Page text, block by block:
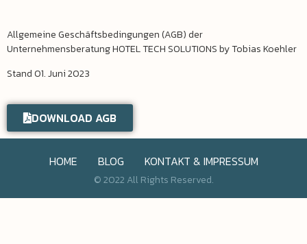
Allgemeine Geschäftsbedingungen (AGB) der
Unternehmensberatung HOTEL TECH SOLUTIONS by Tobias Koehler
Stand 01. Juni 2023
DOWNLOAD AGB
HOME BLOG KONTAKT & IMPRESSUM
© 2022 All Rights Reserved.